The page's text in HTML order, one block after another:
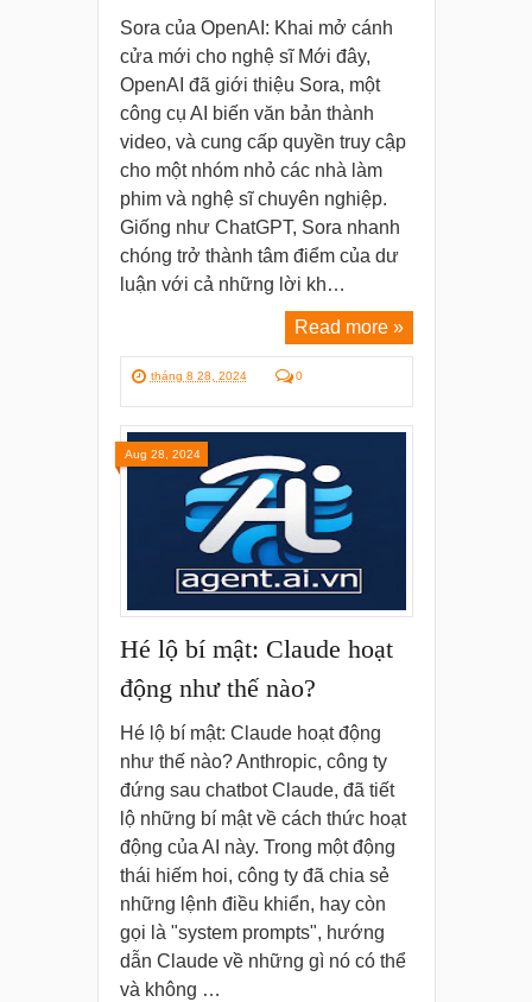
Sora của OpenAI: Khai mở cánh
cửa mới cho nghệ sĩ Mới đây,
OpenAI đã giới thiệu Sora, một
công cụ AI biến văn bản thành
video, và cung cấp quyền truy cập
cho một nhóm nhỏ các nhà làm
phim và nghệ sĩ chuyên nghiệp.
Giống như ChatGPT, Sora nhanh
chóng trở thành tâm điểm của dư
luận với cả những lời kh…
Read more »
tháng 8 28, 2024 0
Hé lộ bí mật: Claude hoạt
động như thế nào?
Hé lộ bí mật: Claude hoạt động
như thế nào? Anthropic, công ty
đứng sau chatbot Claude, đã tiết
lộ những bí mật về cách thức hoạt
động của AI này. Trong một động
thái hiếm hoi, công ty đã chia sẻ
những lệnh điều khiển, hay còn
gọi là "system prompts", hướng
dẫn Claude về những gì nó có thể
và không …
Aug 28, 2024